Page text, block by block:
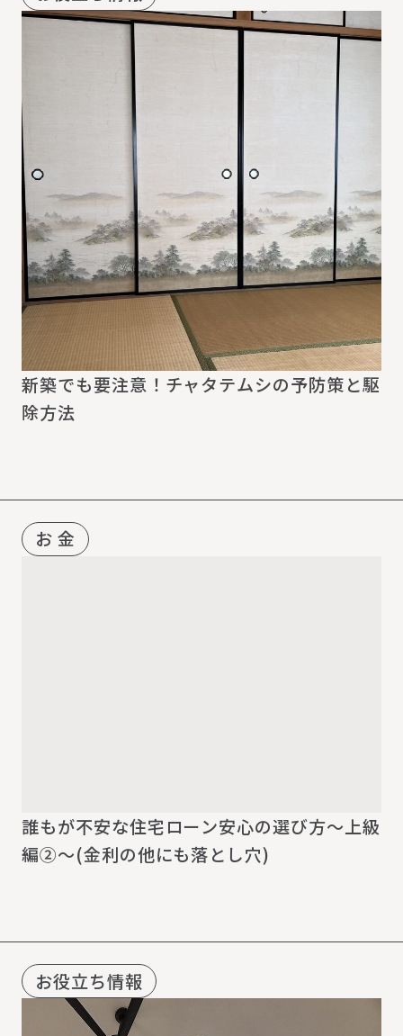
新築でも要注意！チャタテムシの予防策と駆
除方法
お 金
誰もが不安な住宅ローン安心の選び方～上級
編②～(金利の他にも落とし穴)
お役立ち情報